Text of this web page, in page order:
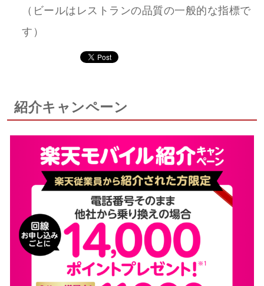
（ビールはレストランの品質の一般的な指標で
す）
紹介キャンペーン